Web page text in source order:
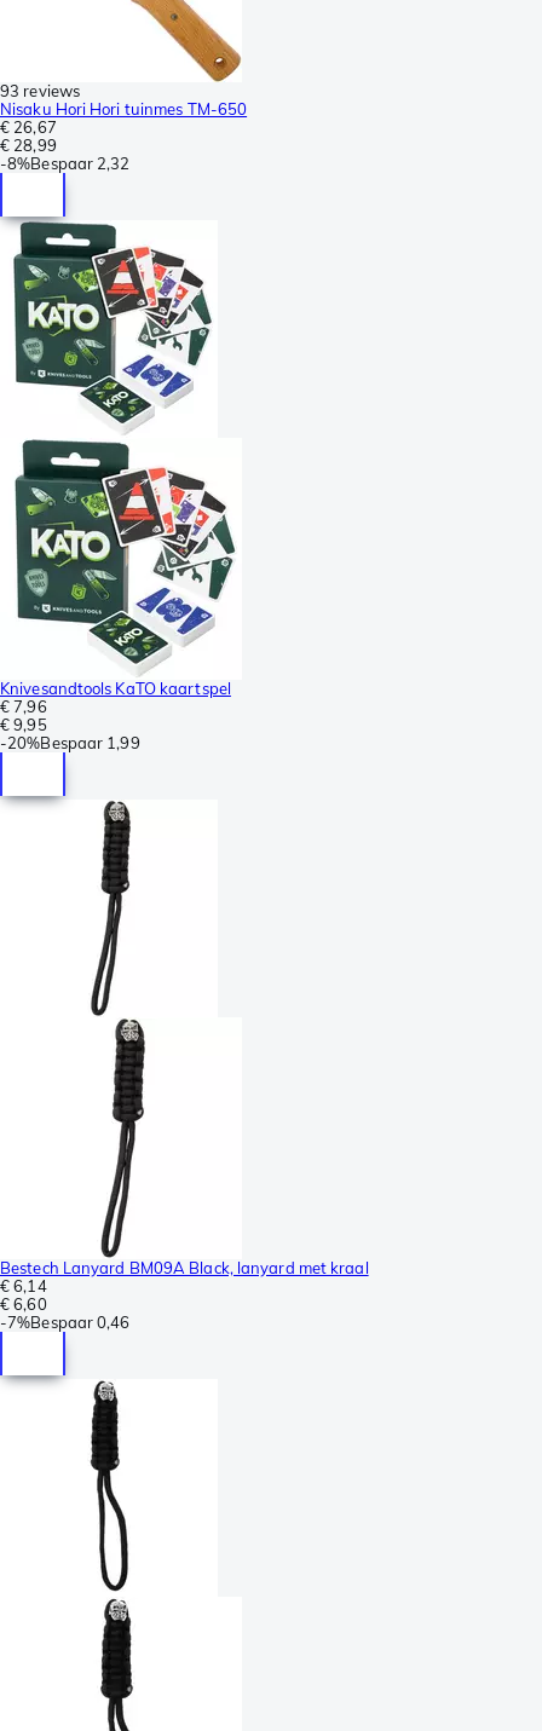
93 reviews
Nisaku Hori Hori tuinmes TM-650
€ 26,67
€ 28,99
-8%Bespaar 2,32
Knivesandtools KaTO kaartspel
€ 7,96
€ 9,95
-20%Bespaar 1,99
Bestech Lanyard BM09A Black, lanyard met kraal
€ 6,14
€ 6,60
-7%Bespaar0,46